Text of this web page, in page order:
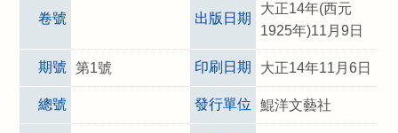
卷號 出版日期
大正14年(西元
1925年)11月9日
期號 第1號 印刷日期 大正14年11月6日
總號 發行單位 鯤洋文藝社